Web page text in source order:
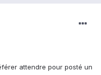
attendre pour posté un